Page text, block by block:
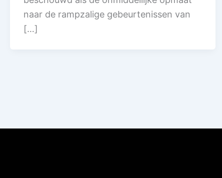
naar de rampzalige gebeurtenissen van
[…]